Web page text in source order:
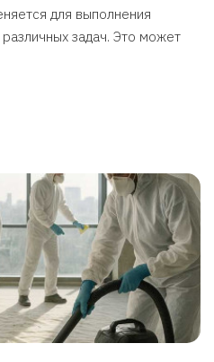
для выполнения
задач. Это может